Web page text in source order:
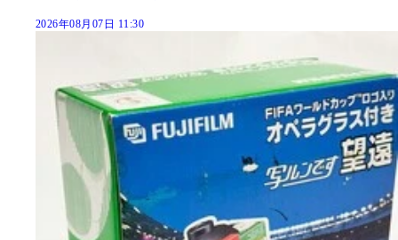
2026年08月07日 11:30